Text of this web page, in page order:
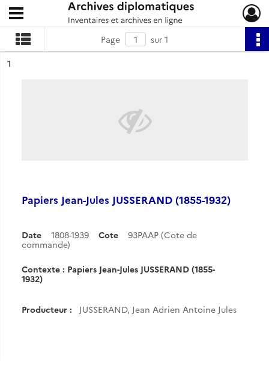
Archives diplomatiques
Ouvrir le menu déroulant
Page
sur 1
n°
1
Papiers Jean-Jules JUSSERAND (1855-1932)
Date 1808-1939 Cote
93PAAP (Cote de
commande)
Contexte : Papiers Jean-Jules JUSSERAND (1855-
1932)
Producteur : JUSSERAND, Jean Adrien Antoine Jules